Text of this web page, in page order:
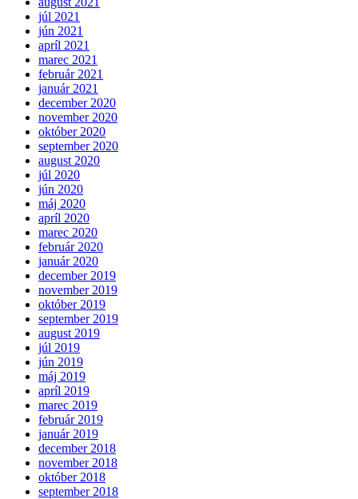
júl 2021
jún 2021
apríl 2021
marec 2021
február 2021
január 2021
december 2020
november 2020
október 2020
september 2020
august 2020
júl 2020
jún 2020
máj 2020
apríl 2020
marec 2020
február 2020
január 2020
december 2019
november 2019
október 2019
september 2019
august 2019
júl 2019
jún 2019
máj 2019
apríl 2019
marec 2019
február 2019
január 2019
december 2018
november 2018
október 2018
september 2018